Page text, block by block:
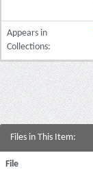
Appears in
Collections:
Files in This Item:
File